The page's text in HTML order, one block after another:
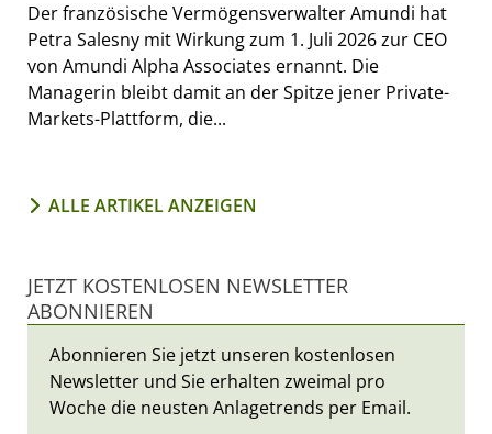
Der französische Vermögensverwalter Amundi hat
Petra Salesny mit Wirkung zum 1. Juli 2026 zur CEO
von Amundi Alpha Associates ernannt. Die
Managerin bleibt damit an der Spitze jener Private-
Markets-Plattform, die...
ALLE ARTIKEL ANZEIGEN
JETZT KOSTENLOSEN NEWSLETTER
ABONNIEREN
Abonnieren Sie jetzt unseren kostenlosen
Newsletter und Sie erhalten zweimal pro
Woche die neusten Anlagetrends per Email.